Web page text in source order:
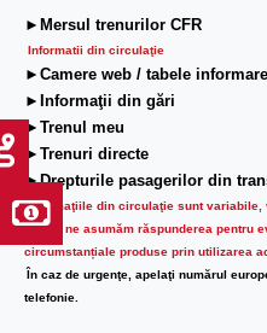
►Mersul trenurilor CFR
Informatii din circulaţie
►Camere web / tabele informare
►Informaţii din gări
►Trenul meu
►Trenuri directe
►Drepturile pasagerilor din
Informaţiile din circulaţie sunt
lor.Nu ne asumăm răspunderea pentru
circumstanțiale produse prin utilizarea
În caz de urgenţe, apelaţi numărul
telefonie.